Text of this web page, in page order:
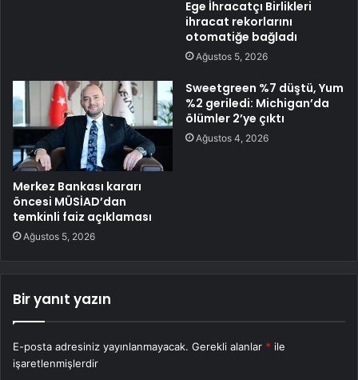
Ege İhracatçı Birlikleri
ihracat rekorlarını
otomatiğe bağladı
Ağustos 5, 2026
Merkez Bankası kararı
öncesi MÜSİAD’dan
temkinli faiz açıklaması
Ağustos 5, 2026
Sweetgreen %7 düştü, Yum
%2 geriledi: Michigan’da
ölümler 2’ye çıktı
Ağustos 4, 2026
Bir yanıt yazın
E-posta adresiniz yayınlanmayacak. Gerekli alanlar * ile
işaretlenmişlerdir